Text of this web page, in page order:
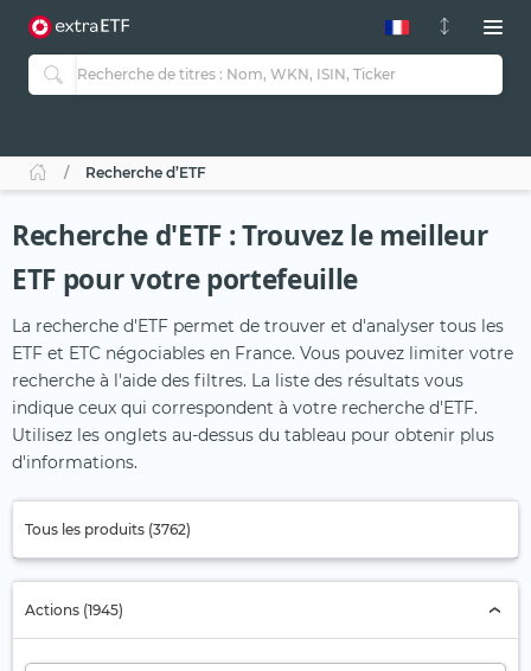
Recherche d’ETF
Recherche d'ETF : Trouvez le meilleur
ETF pour votre portefeuille
La recherche d'ETF permet de trouver et d'analyser tous les
ETF et ETC négociables en France. Vous pouvez limiter votre
recherche à l'aide des filtres. La liste des résultats vous
indique ceux qui correspondent à votre recherche d'ETF.
Utilisez les onglets au-dessus du tableau pour obtenir plus
d'informations.
Tous les produits (3762)
Actions (1945)